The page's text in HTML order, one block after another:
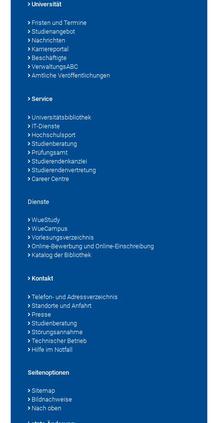
Universität
Fristen und Termine
Studienangebot
Nachrichten
Karriereportal
Beschäftigte
VerwaltungsABC
Amtliche Veröffentlichungen
Service
Universitätsbibliothek
IT-Dienste
Hochschulsport
Studienberatung
Prüfungsamt
Studierendenkanzlei
Studierendenvertretung
Career Centre
Dienste
WueStudy
WueCampus
Vorlesungsverzeichnis
Online-Bewerbung und Online-Einschreibung
Katalog der Bibliothek
Kontakt
Telefon- und Adressverzeichnis
Standorte und Anfahrt
Presse
Studienberatung
Störungsannahme
Technischer Betrieb
Hilfe im Notfall
Seitenoptionen
Sitemap
Bildnachweise
Nach oben